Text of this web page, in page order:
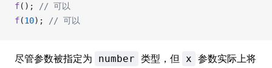
f();
// 可以
f(10); // 可以
尽管参数被指定为 number 类型，但 x 参数实际上将